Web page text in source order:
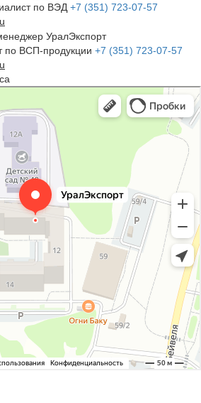
по ВЭД +7 (351) 723-07-57
по ВСП-продукции +7 (351) 723-07-57
в Челябинске